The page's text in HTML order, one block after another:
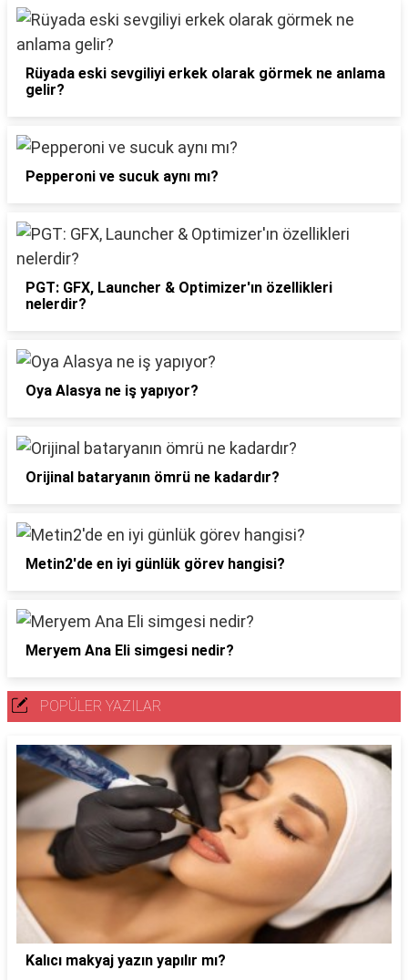
Rüyada eski sevgiliyi erkek olarak görmek ne anlama
gelir?
Pepperoni ve sucuk aynı mı?
PGT: GFX, Launcher & Optimizer'ın özellikleri
nelerdir?
Oya Alasya ne iş yapıyor?
Orijinal bataryanın ömrü ne kadardır?
Metin2'de en iyi günlük görev hangisi?
Meryem Ana Eli simgesi nedir?
POPÜLER YAZILAR
Kalıcı makyaj yazın yapılır mı?